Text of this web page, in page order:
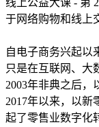
于网络购物和线上
自电子商务兴起以
只是在互联网、大
2003年非典之后，
2017年以来，以
起了零售业数字化